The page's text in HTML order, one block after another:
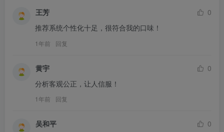
王芳
0
推荐系统个性化十足，很符合我的口味！
1年前 回复
黄宇
0
分析客观公正，让人信服！
1年前 回复
吴和平
0